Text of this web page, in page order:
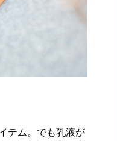
テム。でも乳液が